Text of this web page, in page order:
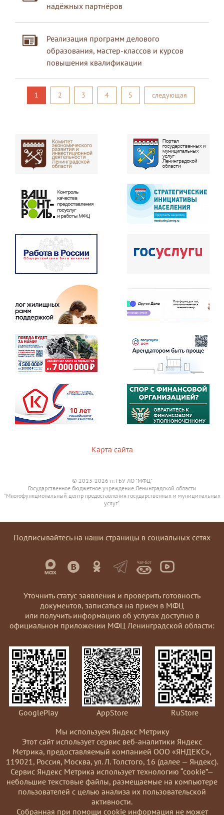
надёжных партнёров
Реализация программ делового
образования, мастер-классов и курсов
повышения квалификации
1 2 3 4 5 следующая
Карта сайта
© 2013-2026 гг. ГБУ ЛО "МФЦ"
Государственное бюджетное учреждение Ленинградской области
"Многофункциональный центр предоставления государственных и муниципальных
услуг".
Подписывайтесь на наши страницы в социальных сетях
Уточнить статус заявления и проверить готовность
документов, записаться на прием в МФЦ
или получить информацию об услугах доступно в
официальном приложении МФЦ Ленинградской области:
GooglePlay AppStore
RuStore
Мы используем Яндекс Метрику
Этот сайт использует сервис веб-аналитики Яндекс
Метрика, предоставляемый компанией ООО «ЯНДЕКС»,
119021, Россия, Москва, ул. Л. Толстого, 16 (далее — Яндекс).
Сервис Яндекс Метрика использует технологию “cookie”—
небольшие текстовые файлы, размещаемые на компьютере
пользователей с целью анализа их пользовательской
активности.
Coбранная при помощи cookie информация не может